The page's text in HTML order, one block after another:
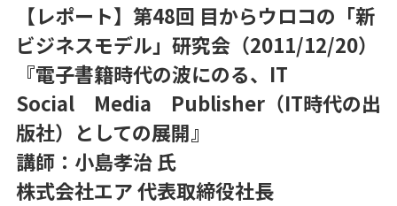
【レポート】第48回 目からウロコの「新
ビジネスモデル」研究会（2011/12/20）
『電子書籍時代の波にのる、IT
Social Media Publisher（IT時代の出
版社）としての展開』
講師：小島孝治 氏
株式会社エア 代表取締役社長